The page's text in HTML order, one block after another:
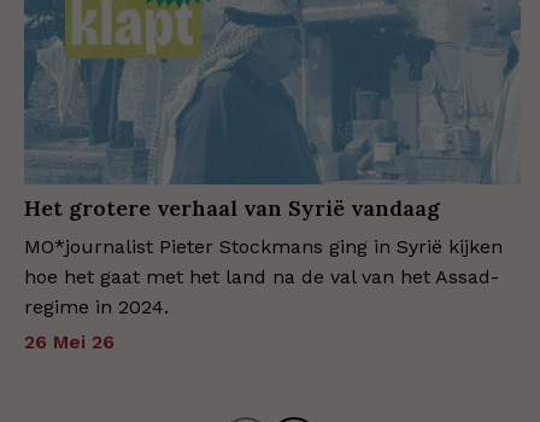
Het grotere verhaal van Syrië vandaag
MO*journalist Pieter Stockmans ging in Syrië kijken
hoe het gaat met het land na de val van het Assad-
regime in 2024.
26 Mei 26